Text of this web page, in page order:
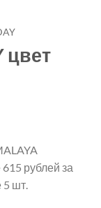
цвет
рублей за
шт.